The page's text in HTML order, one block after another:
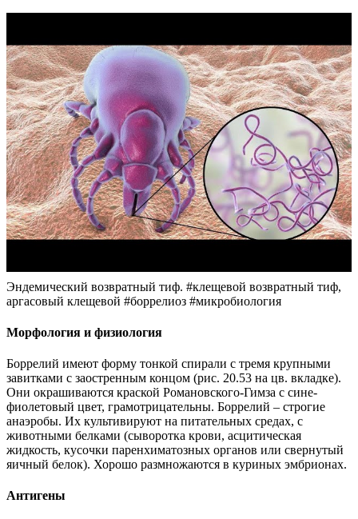
Эндемический возвратный тиф. #клещевой возвратный тиф,
аргасовый клещевой #боррелиоз #микробиология
Морфология и физиология
Боррелий имеют форму тонкой спирали с тремя крупными
завитками с заостренным концом (рис. 20.53 на цв. вкладке).
Они окрашиваются краской Романовского-Гимза с сине-
фиолетовый цвет, грамотрицательны. Боррелий – строгие
анаэробы. Их культивируют на питательных средах, с
животными белками (сыворотка крови, асцитическая
жидкость, кусочки паренхиматозных органов или свернутый
яичный белок). Хорошо размножаются в куриных эмбрионах.
Антигены